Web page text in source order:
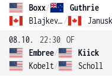
Boxx/
Guthrie
Blajkevitch /
08.10.
22:30 OF
Embree/
Kiick
Kobelt/ Scholl